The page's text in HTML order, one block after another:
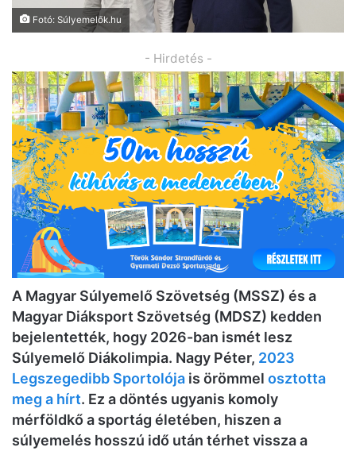
Fotó: Súlyemelők.hu
- Hirdetés -
A Magyar Súlyemelő Szövetség (MSSZ) és a
Magyar Diáksport Szövetség (MDSZ) kedden
bejelentették, hogy 2026-ban ismét lesz
Súlyemelő Diákolimpia. Nagy Péter, 2023
Legszegedibb Sportolója is örömmel osztotta
meg a hírt. Ez a döntés ugyanis komoly
mérföldkő a sportág életében, hiszen a
súlyemelés hosszú idő után térhet vissza a